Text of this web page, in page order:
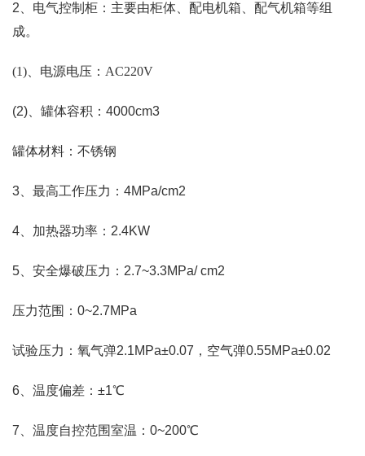
2、电气控制柜：主要由柜体、配电机箱、配气机箱等组
成。
(1)、电源电压：AC220V
(2)、罐体容积：4000cm3
罐体材料：不锈钢
3、最高工作压力：4MPa/cm2
4、加热器功率：2.4KW
5、安全爆破压力：2.7~3.3MPa/ cm2
压力范围：0~2.7MPa
试验压力：氧气弹2.1MPa±0.07，空气弹0.55MPa±0.02
6、温度偏差：±1℃
7、温度自控范围室温：0~200℃